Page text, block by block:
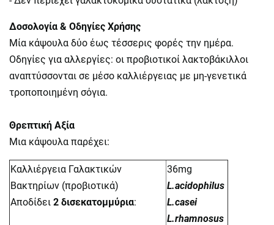
Δοσολογία & Οδηγίες Χρήσης
Μία κάψουλα δύο έως τέσσερις φορές την ημέρα.
Οδηγίες για αλλεργίες: οι προβιοτικοί λακτοβάκιλλοι
αναπτύσσονται σε μέσο καλλιέργειας με μη-γενετικά
τροποποιημένη σόγια.
Θρεπτική Αξία
Μια κάψουλα παρέχει:
Καλλιέργεια Γαλακτικών
Βακτηρίων (προβιοτικά)
Αποδίδει 2 δισεκατομμύρια:
36mg
L.acidophilus
L.casei
L.rhamnosus